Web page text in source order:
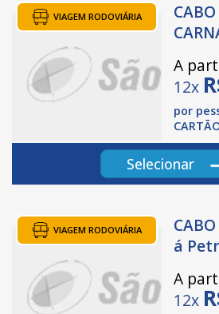
VIAGEM RODOVIÁRIA
A
12x
por
Selecionar
VIAGEM RODOVIÁRIA
á
A
12x